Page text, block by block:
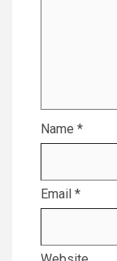
Name *
Email *